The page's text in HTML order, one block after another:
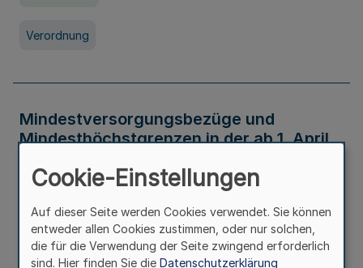
Verordnung
Mindestversorgungsbezüge und
Mindesthöchstgrenzen in der ab 1. April
Verwaltungsvorschrift
Cookie-Einstellungen
Auf dieser Seite werden Cookies verwendet. Sie können
entweder allen Cookies zustimmen, oder nur solchen,
die für die Verwendung der Seite zwingend erforderlich
sind. Hier finden Sie die Datenschutzerklärung